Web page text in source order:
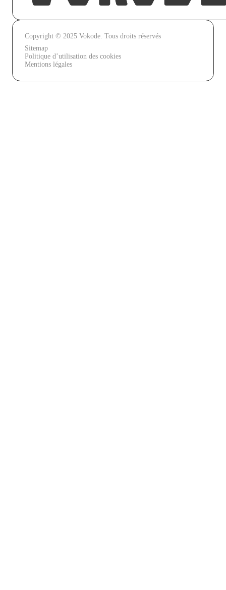
Copyright © 2025 Vokode. Tous droits réservés
Sitemap
Politique d’utilisation des cookies
Mentions légales